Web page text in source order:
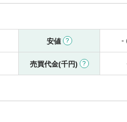
安値 -
売買代金(千円)